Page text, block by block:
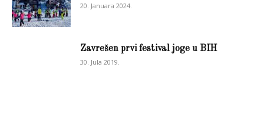
20. Januara 2024.
Zavrešen prvi festival joge u BIH
30. Jula 2019.